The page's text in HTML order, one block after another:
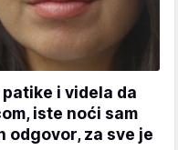
i videla da
iste noći sam
odgovor, za sve je